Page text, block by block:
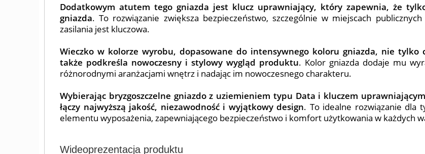
Dodatkowym atutem tego gniazda jest klucz uprawniający, który zapewnia, że
gniazda. To rozwiązanie zwiększa bezpieczeństwo, szczególnie w miejscach
zasilania jest kluczowa.
Wieczko w kolorze wyrobu, dopasowane do intensywnego koloru gniazda, nie tylko
także podkreśla nowoczesny i stylowy wygląd produktu. Kolor gniazda dodaje mu
różnorodnymi aranżacjami wnętrz i nadając im nowoczesnego charakteru.
Wybierając bryzgoszczelne gniazdo z uziemieniem typu Data i kluczem
łączy najwyższą jakość, niezawodność i wyjątkowy design. To idealne rozwiązanie dla
elementu wyposażenia, zapewniającego bezpieczeństwo i komfort użytkowania w każdych
Wideoprezentacja produktu